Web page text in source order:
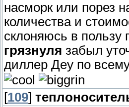
насморк или порез
количества и
склоняюсь в пользу
грязнуля забыл
диллер Деу по
[109]